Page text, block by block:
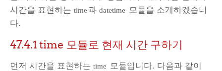
시간을 표현하는 time 과 datetime 모듈을 소개하겠습니
다.
47.4.1time 모듈로 현재 시간 구하기
먼저 시간을 표현하는 time 모듈입니다. 다음과 같이